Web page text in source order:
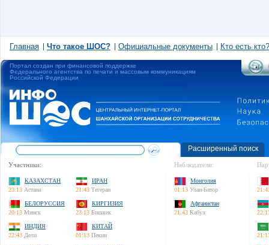
Главная Что такое ШОС? Официальные документы Кто есть кто?
Портал создан при финансовой поддержке
Федерального агентства по печати и массовым коммуникациям
Российской Федерации
Расширенный поиск
Участники:
КАЗАХСТАН
23:13 Астана
ИРАН
21:43 Тегеран
БЕЛОРУССИЯ
20:13 Минск
КИРГИЗИЯ
23:13 Бишкек
ИНДИЯ
22:43 Дели
КИТАЙ
01:13 Пекин
Наблюдатели:
Монголия
01:13 Улан-Батор
Афганистан
21:43 Кабул